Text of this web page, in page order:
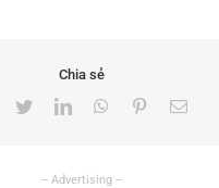
Chia sẻ
Facebook
TwitterLinkedInWhatsApp
PinterestEmail